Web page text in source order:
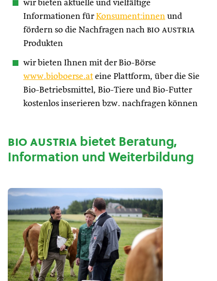
wir bieten aktuelle und vielfältige
Informationen fürKonsument:innen und
fördern so die Nachfragen nach bio austria
Produkten
wir bieten Ihnen mit der Bio-Börse
www.bioboerse.at eine Plattform, über die Sie
Bio-Betriebsmittel, Bio-Tiere und Bio-Futter
kostenlos inserieren bzw. nachfragen können
bio austriabietet Beratung,
Information und Weiterbildung